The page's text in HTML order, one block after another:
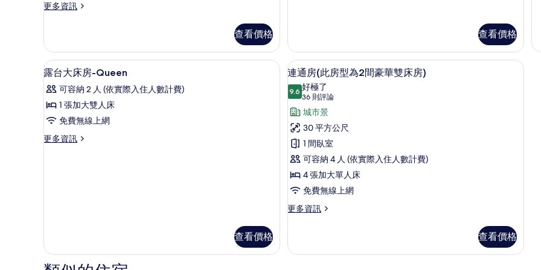
有
更多資訊
更
三
人
房
詳
情
查看價格
樓
層
僅
有
一
間
的
所
有
相
片
房，
每
樓
層
僅
有
一
間
的
詳
情
查看價格
的
詳
顯
示
露
台
床
片
高級寢具、羽絨被、客房內保險箱、筆電工作空間
3
露台大床房-Queen
可容納 2 人 (依實際入住人數計費)
1 張加大雙人床
免費無線上網
更多資訊
更
情
查看價格
顯
示
連
通
房
(此
房
型
為
2
華
連通房(此房型為2間豪華雙床房) | 高
11
連通房(此房型為2間豪華雙床房)
9.69.6 分，滿分 10 分
好極了
36 則評論
(36
則
評
論)
城市景
30 平方公尺
1 間臥室
可容納 4 人 (依實際入住人數計費)
4 張加大單人床
免費無線上網
更多資訊
更
房
查看價格